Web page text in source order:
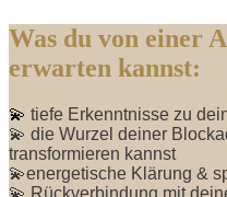
Was du von einer
erwarten kannst:
💫 tiefe Erkenntnisse zu
💫 die Wurzel deiner
transformieren kannst
💫energetische Klärung &
💫 Rückverbindung mit